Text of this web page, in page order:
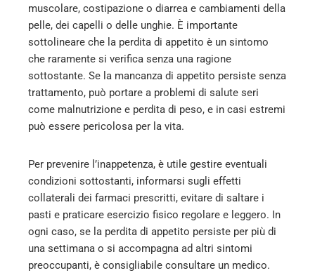
muscolare, costipazione o diarrea e cambiamenti della
pelle, dei capelli o delle unghie​​. È importante
sottolineare che la perdita di appetito è un sintomo
che raramente si verifica senza una ragione
sottostante​​. Se la mancanza di appetito persiste senza
trattamento, può portare a problemi di salute seri
come malnutrizione e perdita di peso, e in casi estremi
può essere pericolosa per la vita​​.
Per prevenire l’inappetenza, è utile gestire eventuali
condizioni sottostanti, informarsi sugli effetti
collaterali dei farmaci prescritti, evitare di saltare i
pasti e praticare esercizio fisico regolare e leggero​​. In
ogni caso, se la perdita di appetito persiste per più di
una settimana o si accompagna ad altri sintomi
preoccupanti, è consigliabile consultare un medico​​.